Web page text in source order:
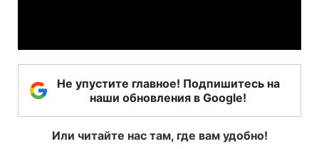
Не упустите главное! Подпишитесь на
наши обновления в Google!
Или читайте нас там, где вам удобно!